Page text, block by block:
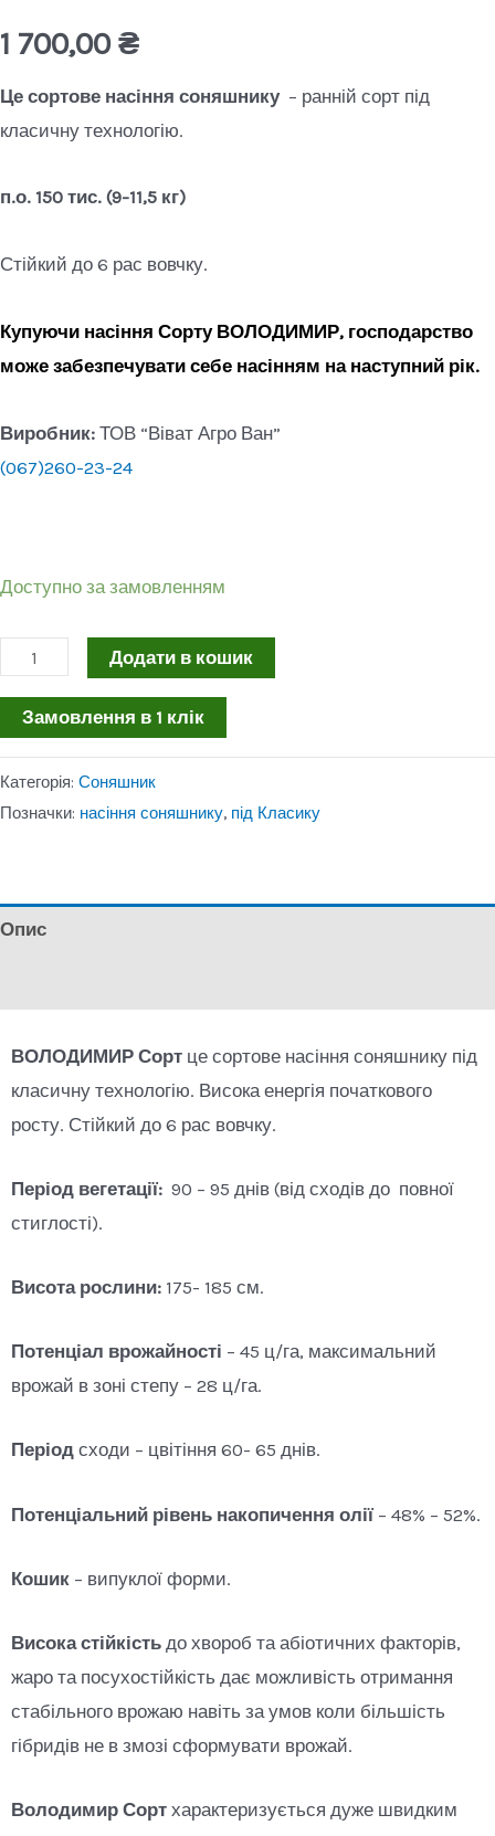
1 700,00₴
Це сортове насіння соняшнику– ранній сорт під
класичну технологію.
п.о. 150 тис. (9-11,5 кг)
Стійкий до 6 рас вовчку.
Купуючи насіння Сорту ВОЛОДИМИР, господарство
може забезпечувати себе насінням на наступний рік.
Виробник: ТОВ “Віват Агро Ван”
(067)260-23-24
Доступно за замовленням
Додати в кошик
Замовлення в 1 клік
Категорія: Соняшник
Позначки: насіння соняшнику, під Класику
Опис
ВОЛОДИМИР Сорт це сортове насіння соняшнику під
класичну технологію. Висока енергія початкового
росту. Стійкий до 6 рас вовчку.
Період вегетації: 90 – 95 днів (від сходів до повної
стиглості).
Висота рослини: 175- 185 см.
Потенціал врожайності – 45 ц/га, максимальний
врожай в зоні степу – 28 ц/га.
Період сходи – цвітіння 60- 65 днів.
Потенціальний рівень накопичення олії – 48% – 52%.
Кошик – випуклої форми.
Висока стійкість до хвороб та абіотичних факторів,
жаро та посухостійкість дає можливість отримання
стабільного врожаю навіть за умов коли більшість
гібридів не в змозі сформувати врожай.
Володимир Сорт характеризується дуже швидким